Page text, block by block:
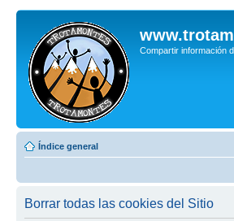
Compartir información
Índice general
Borrar todas las cookies del Sitio